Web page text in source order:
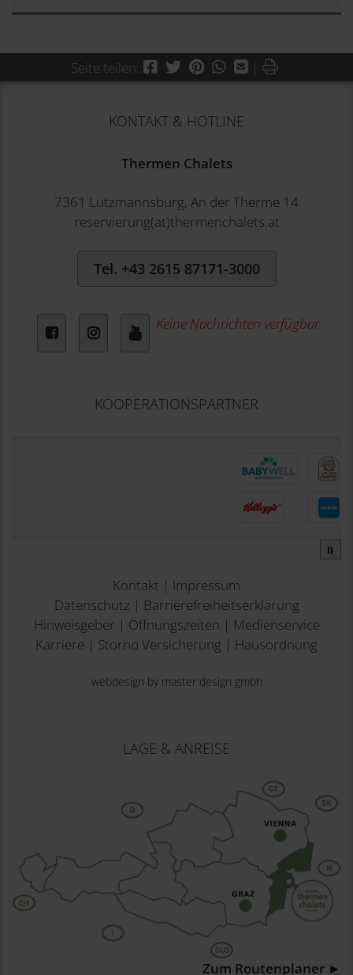
Seite teilen: Facebook
Twitter
PinterestWhatsApp
Mail
| Drucken
KONTAKT & HOTLINE
Thermen Chalets
7361 Lutzmannsburg, An der Therme 14
reservierung(at)thermenchalets.at
Tel. +43 2615 87171-3000
FacebookInstagramYouTube
Keine Nachrichten verfügbar.
KOOPERATIONSPARTNER
⏸
Kontakt | Impressum
Datenschutz | Barrierefreiheitserklärung
Hinweisgeber | Öffnungszeiten | Medienservice
Karriere | Storno Versicherung | Hausordnung
webdesign by master design gmbh
LAGE & ANREISE
Zum Routenplaner ►